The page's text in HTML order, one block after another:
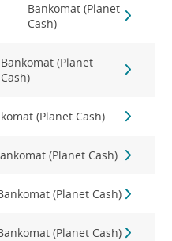
Bankomat (Planet
Cash)
Bankomat (Planet
Cash)
(Planet Cash)
(Planet Cash)
(Planet Cash)
(Planet Cash)